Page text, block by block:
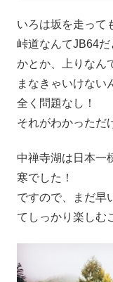
いろは坂を走って
峠道なんてJB64
かとか、上りなん
まなきゃいけない
全く問題なし！
それがわかっただ
中禅寺湖は日本一
寒でした！
ですので、まだ早
てしっかり楽しむ